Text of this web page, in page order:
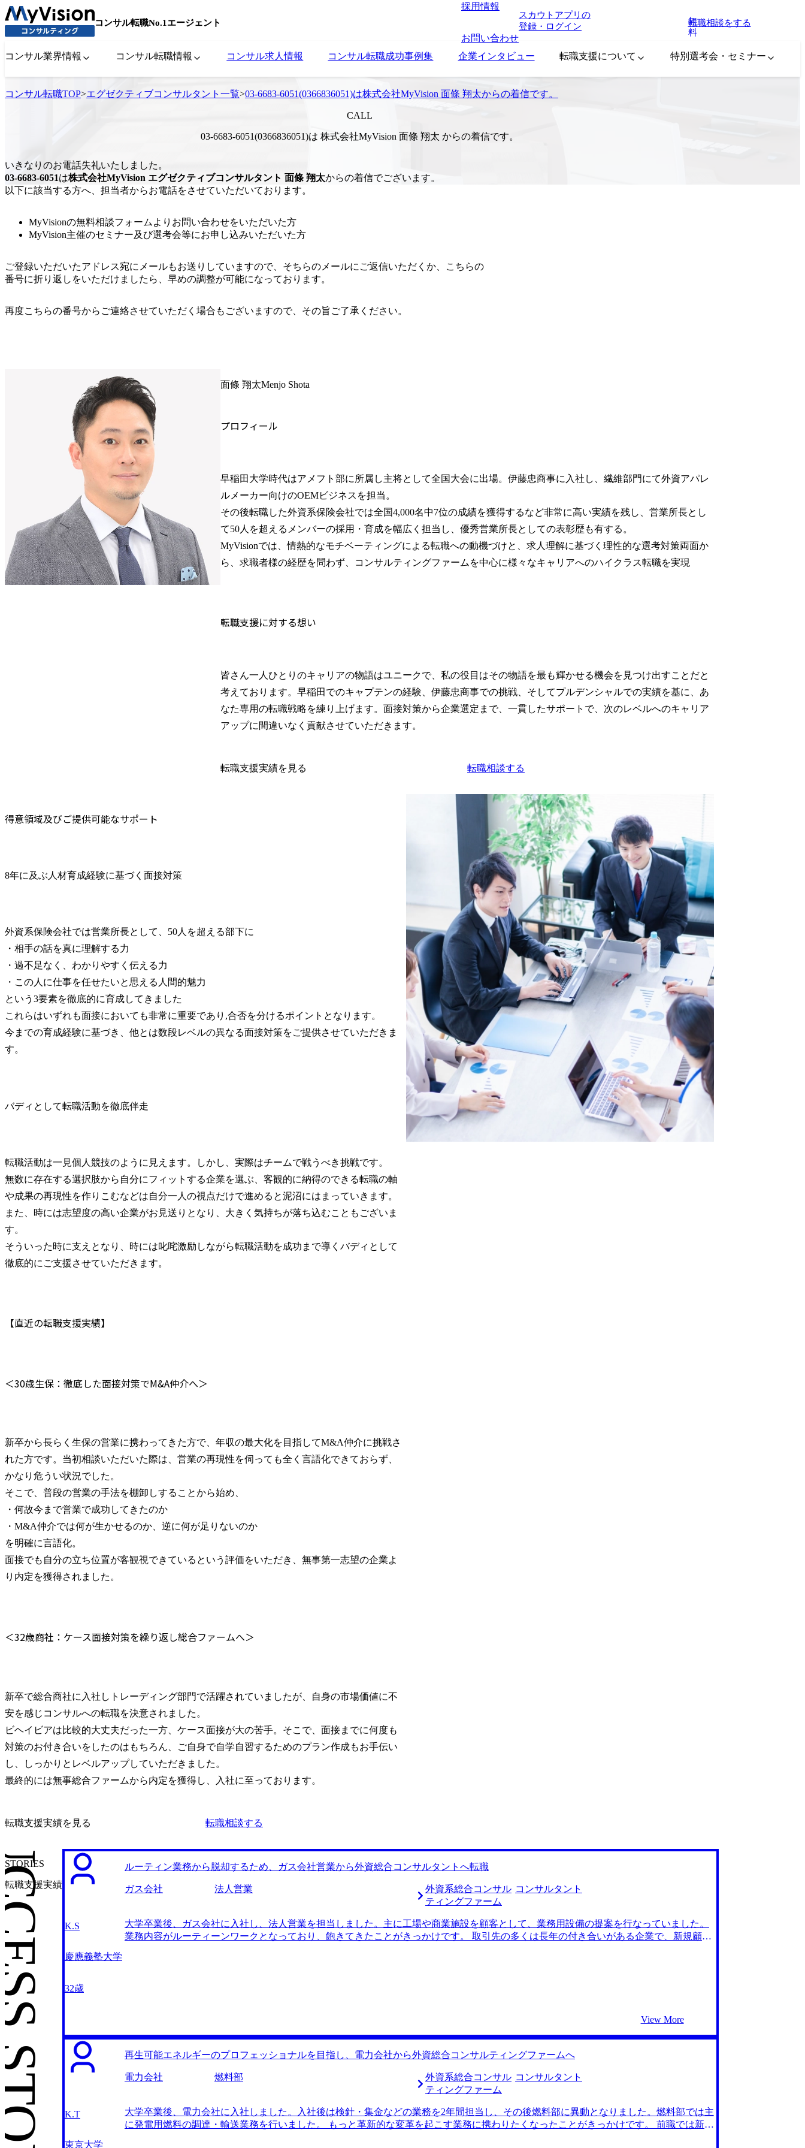
コンサル転職No.1エージェント
採用情報
お問い合わせ
スカウトアプリの
登録・ログイン
無
料
転職相談をする
コンサル業界情報 コンサル転職情報 コンサル求人情報 コンサル転職成功事例集 企業インタビュー 転職支援について 特別選考会・セミナー
コンサル転職TOP>エグゼクティブコンサルタント一覧>03-6683-6051(0366836051)は株式会社MyVision 面條 翔太からの着信です。
CALL
03-6683-6051(0366836051)は 株式会社MyVision 面條 翔太 からの着信です。
いきなりのお電話失礼いたしました。
03-6683-6051は株式会社MyVision エグゼクティブコンサルタント 面條 翔太からの着信でございます。
以下に該当する方へ、担当者からお電話をさせていただいております。
MyVisionの無料相談フォームよりお問い合わせをいただいた方
MyVision主催のセミナー及び選考会等にお申し込みいただいた方
ご登録いただいたアドレス宛にメールもお送りしていますので、そちらのメールにご返信いただくか、こちらの
番号に折り返しをいただけましたら、早めの調整が可能になっております。
再度こちらの番号からご連絡させていただく場合もございますので、その旨ご了承ください。
面條 翔太Menjo Shota
プロフィール
早稲田大学時代はアメフト部に所属し主将として全国大会に出場。伊藤忠商事に入社し、繊維部門にて外資アパレ
ルメーカー向けのOEMビジネスを担当。
その後転職した外資系保険会社では全国4,000名中7位の成績を獲得するなど非常に高い実績を残し、営業所長とし
て50人を超えるメンバーの採用・育成を幅広く担当し、優秀営業所長としての表彰歴も有する。
MyVisionでは、情熱的なモチベーティングによる転職への動機づけと、求人理解に基づく理性的な選考対策両面か
ら、求職者様の経歴を問わず、コンサルティングファームを中心に様々なキャリアへのハイクラス転職を実現
転職支援に対する想い
皆さん一人ひとりのキャリアの物語はユニークで、私の役目はその物語を最も輝かせる機会を見つけ出すことだと
考えております。早稲田でのキャプテンの経験、伊藤忠商事での挑戦、そしてプルデンシャルでの実績を基に、あ
なた専用の転職戦略を練り上げます。面接対策から企業選定まで、一貫したサポートで、次のレベルへのキャリア
アップに間違いなく貢献させていただきます。
転職支援実績を見る 転職相談する
得意領域及びご提供可能なサポート
8年に及ぶ人材育成経験に基づく面接対策
外資系保険会社では営業所長として、50人を超える部下に
・相手の話を真に理解する力
・過不足なく、わかりやすく伝える力
・この人に仕事を任せたいと思える人間的魅力
という3要素を徹底的に育成してきました
これらはいずれも面接においても非常に重要であり,合否を分けるポイントとなります。
今までの育成経験に基づき、他とは数段レベルの異なる面接対策をご提供させていただきま
す。
バディとして転職活動を徹底伴走
転職活動は一見個人競技のように見えます。しかし、実際はチームで戦うべき挑戦です。
無数に存在する選択肢から自分にフィットする企業を選ぶ、客観的に納得のできる転職の軸
や成果の再現性を作りこむなどは自分一人の視点だけで進めると泥沼にはまっていきます。
また、時には志望度の高い企業がお見送りとなり、大きく気持ちが落ち込むこともございま
す。
そういった時に支えとなり、時には叱咤激励しながら転職活動を成功まで導くバディとして
徹底的にご支援させていただきます。
【直近の転職支援実績】
＜30歳生保：徹底した面接対策でM&A仲介へ＞
新卒から長らく生保の営業に携わってきた方で、年収の最大化を目指してM&A仲介に挑戦さ
れた方です。当初相談いただいた際は、営業の再現性を伺っても全く言語化できておらず、
かなり危うい状況でした。
そこで、普段の営業の手法を棚卸しすることから始め、
・何故今まで営業で成功してきたのか
・M&A仲介では何が生かせるのか、逆に何が足りないのか
を明確に言語化。
面接でも自分の立ち位置が客観視できているという評価をいただき、無事第一志望の企業よ
り内定を獲得されました。
＜32歳商社：ケース面接対策を繰り返し総合ファームへ＞
新卒で総合商社に入社しトレーディング部門で活躍されていましたが、自身の市場価値に不
安を感じコンサルへの転職を決意されました。
ビヘイビアは比較的大丈夫だった一方、ケース面接が大の苦手。そこで、面接までに何度も
対策のお付き合いをしたのはもちろん、ご自身で自学自習するためのプラン作成もお手伝い
し、しっかりとレベルアップしていただきました。
最終的には無事総合ファームから内定を獲得し、入社に至っております。
転職支援実績を見る 転職相談する
STORIES
転職支援実績
K.S
慶應義塾大学
32歳
ルーティン業務から脱却するため、ガス会社営業から外資総合コンサルタントへ転職
ガス会社 法人営業
外資系総合コンサル
ティングファーム
コンサルタント
大学卒業後、ガス会社に入社し、法人営業を担当しました。主に工場や商業施設を顧客として、業務用設備の提案を行なっていました。
業務内容がルーティーンワークとなっており、飽きてきたことがきっかけです。 取引先の多くは長年の付き合いがある企業で、新規顧客
MyVisionさんが一番業界知識が豊富なエージェントだと感じたことが決め手です。面條さんは調べても出てこないリアルなコンサルティ
ングファーム事情として、採用トレンド、給与の決まり方、カルチャーなどを教えてくださいました。ここまで業界に精通しているエー
ジェントは他になかったため、迷わず決断しました。 面接対策が非常に充実していました。例えば、MyVisionさんには私の第一志望ファ
ーム出身の方がいらっしゃったのですが、その方に模擬面接をして頂きました。本番さながらの緊張感で、手厚いフィードバックも頂く
ことができました。これほど濃密な面接対策をしてくれるエージェントは聞いたことがないので驚きました。 ファームごとの違いをしっ
かりと理解して選考に臨めたことが大きな収穫でした。正直インターネットで調べるだけではBIG4の違いが全くわからなかったのです
す。 年齢を理由に書類で落とされるファームも少なからずあったので、30歳になる前に転職を決意するべきでした。 転職前は800万で、
転職後は900万です。 まずは早くマネージャーに昇進したいと思っています。そのためにも成長意欲を欠かさず仕事に取り組んでいきたい
View More
K.T
東京大学
再生可能エネルギーのプロフェッショナルを目指し、電力会社から外資総合コンサルティングファームへ
電力会社 燃料部
外資系総合コンサル
ティングファーム
コンサルタント
大学卒業後、電力会社に入社しました。入社後は検針・集金などの業務を2年間担当し、その後燃料部に異動となりました。燃料部では主
に発電用燃料の調達・輸送業務を行いました。 もっと革新的な変革を起こす業務に携わりたくなったことがきっかけです。 前職では新た